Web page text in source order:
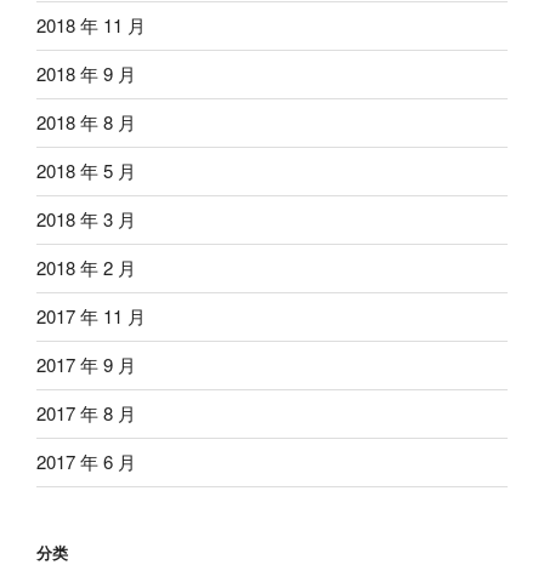
2018 年 11 月
2018 年 9 月
2018 年 8 月
2018 年 5 月
2018 年 3 月
2018 年 2 月
2017 年 11 月
2017 年 9 月
2017 年 8 月
2017 年 6 月
分类